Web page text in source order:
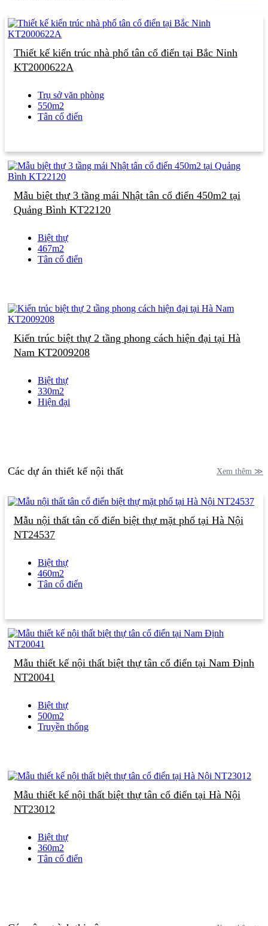
Thiết kế kiến trúc nhà phố tân cổ điển tại Bắc Ninh
KT2000622A
Trụ sở văn phòng
550m2
Tân cổ điển
Mẫu biệt thự 3 tầng mái Nhật tân cổ điển 450m2 tại
Quảng Bình KT22120
Biệt thự
467m2
Tân cổ điển
Kiến trúc biệt thự 2 tầng phong cách hiện đại tại Hà
Nam KT2009208
Biệt thự
330m2
Hiện đại
Các dự án thiết kế nội thất Xem thêm ≫
Mẫu nội thất tân cổ điển biệt thự mặt phố tại Hà Nội
NT24537
Biệt thự
460m2
Tân cổ điển
Mẫu thiết kế nội thất biệt thự tân cổ điển tại Nam Định
NT20041
Biệt thự
500m2
Truyền thống
Mẫu thiết kế nội thất biệt thự tân cổ điển tại Hà Nội
NT23012
Biệt thự
360m2
Tân cổ điển